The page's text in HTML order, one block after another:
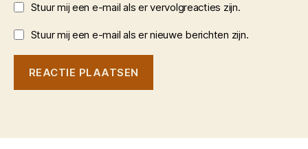
Stuur mij een e-mail als er vervolgreacties zijn.
Stuur mij een e-mail als er nieuwe berichten zijn.